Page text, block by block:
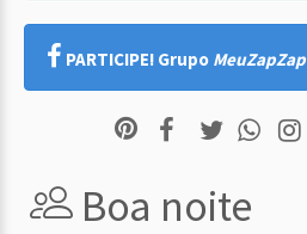
PARTICIPE! Grupo MeuZapZap
Boa noite